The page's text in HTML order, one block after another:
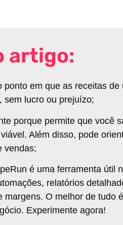
artigo:
ponto em que as receitas de
sem lucro ou prejuízo;
porque permite que você
Além disso, pode
vendas;
é uma ferramenta útil
relatórios
margens. O melhor de tudo
Experimente agora!